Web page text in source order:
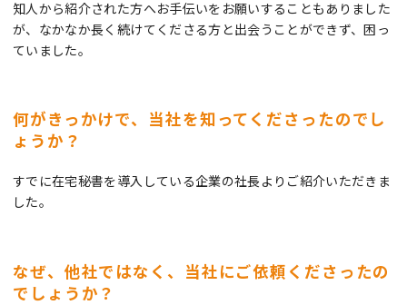
知人から紹介された方へお手伝いをお願いすることもありました
が、なかなか長く続けてくださる方と出会うことができず、困っ
ていました。
何がきっかけで、当社を知ってくださったのでし
ょうか？
すでに在宅秘書を導入している企業の社長よりご紹介いただきま
した。
なぜ、他社ではなく、当社にご依頼くださったの
でしょうか？